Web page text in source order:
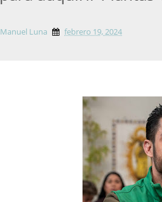
Manuel Luna febrero 19, 2024